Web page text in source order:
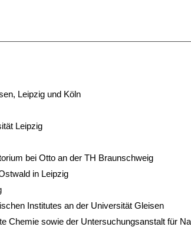
Leipzig und Köln
Leipzig
bei Otto an der TH Braunschweig
in Leipzig
Institutes an der Universität Gleisen
Chemie sowie der Untersuchungsanstalt für